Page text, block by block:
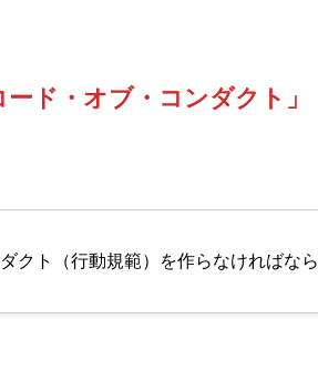
ド・オブ・コンダクト」
クト（行動規範）を作らなければなら